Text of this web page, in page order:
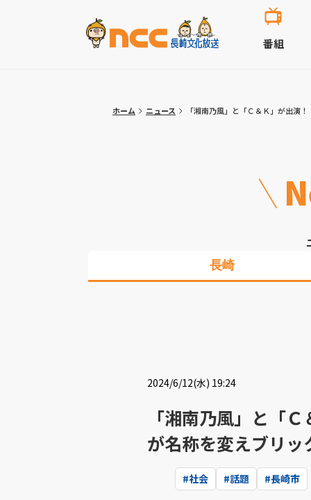
番組
ホーム ニュース 「湘南乃風」と「Ｃ＆Ｋ」が出演
長崎
2024/6/12(水) 19:24
「湘南乃風」と「
が名称を変えブリ
#社会 #話題 #長崎市